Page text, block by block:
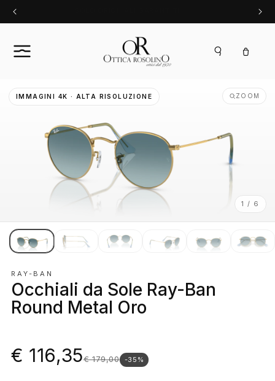
direttamente
ai contenuti
Carrello
IMMAGINI 4K · ALTA RISOLUZIONE ZOOM
1 / 6
RAY-BAN
Occhiali da Sole Ray-Ban
Round Metal Oro
€ 116,35€ 179,00 -35%